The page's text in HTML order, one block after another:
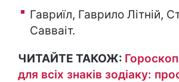
Гавриїл, Гаврило Літній,
Савваіт.
ЧИТАЙТЕ ТАКОЖ:
для всіх знаків зодіаку: